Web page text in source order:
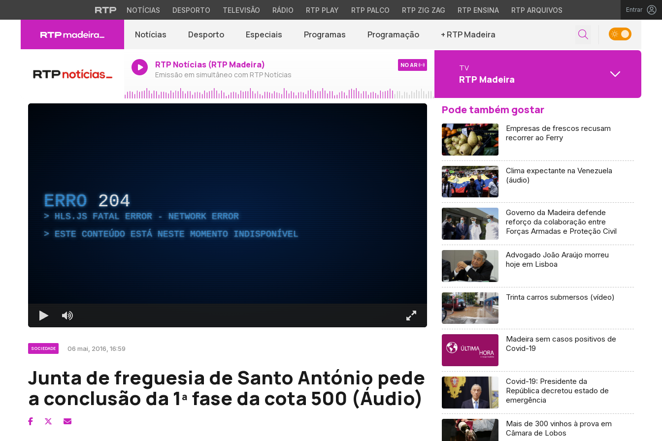
NOTÍCIAS DESPORTO TELEVISÃO RÁDIO RTP PLAY RTP PALCO RTP ZIG ZAG RTP ENSINA RTP ARQUIVOS Entrar
Notícias Desporto Especiais Programas Programação + RTP Madeira
RTP Notícias (RTP Madeira)
Emissão em simultâneo com RTP Notícias
NO AR TV
RTP Madeira
ERRO 204
HLS.JS FATAL ERROR - NETWORK ERROR
ESTE CONTEÚDO ESTÁ NESTE MOMENTO INDISPONÍVEL
SOCIEDADE 06 mai, 2016, 16:59
Junta de freguesia de Santo António pede
a conclusão da 1ª fase da cota 500 (Áudio)
Pode também gostar
Empresas de frescos recusam
recorrer ao Ferry
Clima expectante na Venezuela
(áudio)
Governo da Madeira defende
reforço da colaboração entre
Forças Armadas e Proteção Civil
Advogado João Araújo morreu
hoje em Lisboa
Trinta carros submersos (vídeo)
Madeira sem casos positivos de
Covid-19
Covid-19: Presidente da
República decretou estado de
emergência
Mais de 300 vinhos à prova em
Câmara de Lobos